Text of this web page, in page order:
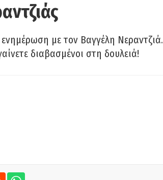
με τον Βαγγέλη Νεραντζιά.
διαβασμένοι στη δουλειά!